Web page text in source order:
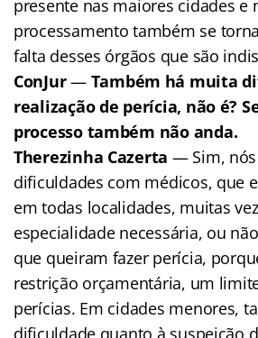
presente nas maiores cidades e
processamento também se
falta desses órgãos que são
ConJur—Também há muita
realização de perícia, não é?
processo também não anda.
Therezinha Cazerta — Sim,
dificuldades com médicos, que
em todas localidades, muitas
especialidade necessária, ou
que queiram fazer perícia,
restrição orçamentária, um
perícias. Em cidades menores,
dificuldade quanto à suspeição